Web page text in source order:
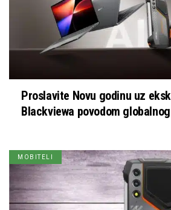
Proslavite Novu godinu uz
Blackviewa povodom
MOBITELI